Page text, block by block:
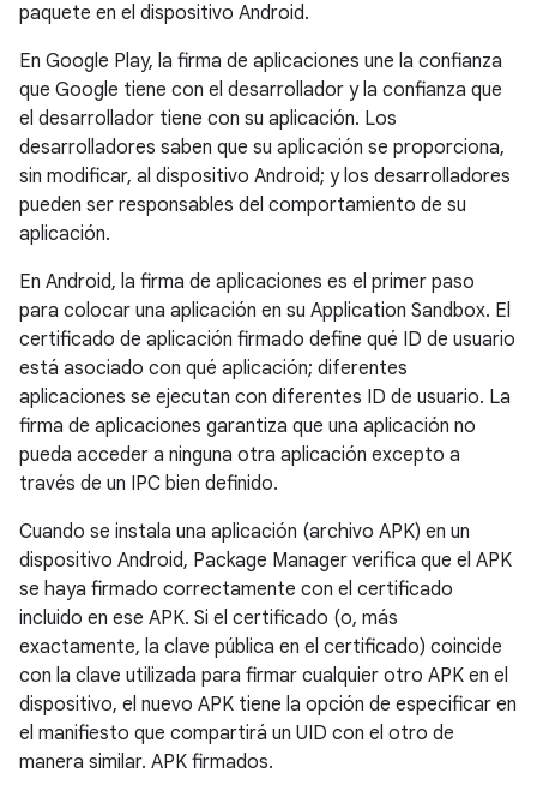
paquete en el dispositivo Android.
En Google Play, la firma de aplicaciones une la confianza
que Google tiene con el desarrollador y la confianza que
el desarrollador tiene con su aplicación. Los
desarrolladores saben que su aplicación se proporciona,
sin modificar, al dispositivo Android; y los desarrolladores
pueden ser responsables del comportamiento de su
aplicación.
En Android, la firma de aplicaciones es el primer paso
para colocar una aplicación en su Application Sandbox. El
certificado de aplicación firmado define qué ID de usuario
está asociado con qué aplicación; diferentes
aplicaciones se ejecutan con diferentes ID de usuario. La
firma de aplicaciones garantiza que una aplicación no
pueda acceder a ninguna otra aplicación excepto a
través de un IPC bien definido.
Cuando se instala una aplicación (archivo APK) en un
dispositivo Android, Package Manager verifica que el APK
se haya firmado correctamente con el certificado
incluido en ese APK. Si el certificado (o, más
exactamente, la clave pública en el certificado) coincide
con la clave utilizada para firmar cualquier otro APK en el
dispositivo, el nuevo APK tiene la opción de especificar en
el manifiesto que compartirá un UID con el otro de
manera similar. APK firmados.